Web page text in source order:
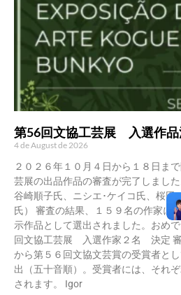
第56回文協工芸展 入選作品
4 de August de 2026
２０２６年１０月４日から１８日ま
芸展の出品作品の審査が完了しまし
谷崎順子氏、ニシエ･ケイコ氏、桜田
氏） 審査の結果、１５９名の作家に
示作品として選出されました。おめ
回文協工芸展 入選作家２名 決定 審
から第５６回文協文芸賞の受賞者と
出（五十音順）。受賞者には、それ
されます。 Igor